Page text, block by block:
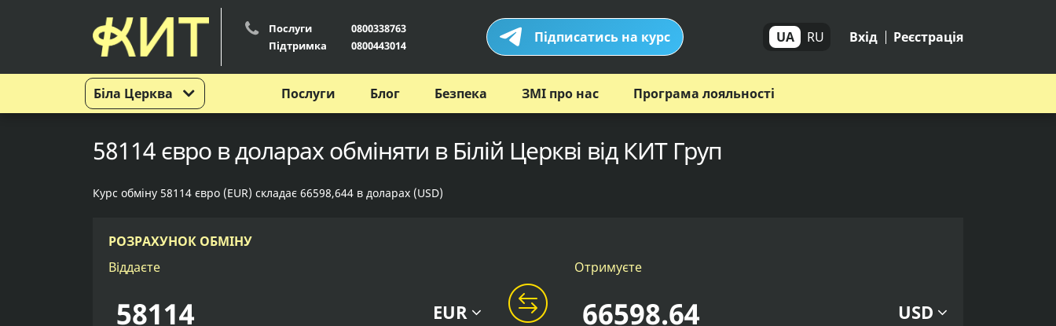
Біла Церква
Послуги
0800338763
Підтримка
0800443014 Підписатись на курс UA RU Вхід Реєстрація
Послуги Блог Безпека ЗМІ про нас Програма лояльності
58114 євро в доларах обміняти в Білій Церкві від КИТ Груп
Курс обміну 58114 євро (EUR) складає 66598,644 в доларах (USD)
РОЗРАХУНОК ОБМІНУ
Віддаєте
EUR
Отримуєте
USD